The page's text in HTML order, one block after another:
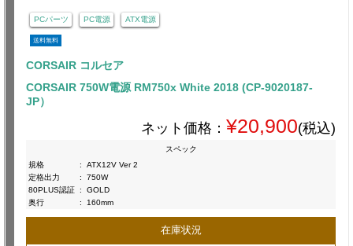
PCパーツ PC電源 ATX電源
送料無料
CORSAIR コルセア
CORSAIR 750W電源 RM750x White 2018 (CP-9020187-
JP）
ネット価格： ¥20,900(税込)
スペック
規格
:
ATX12V Ver 2
定格出力
:
750W
80PLUS認証 :
GOLD
奥行
: 160mm
在庫状況